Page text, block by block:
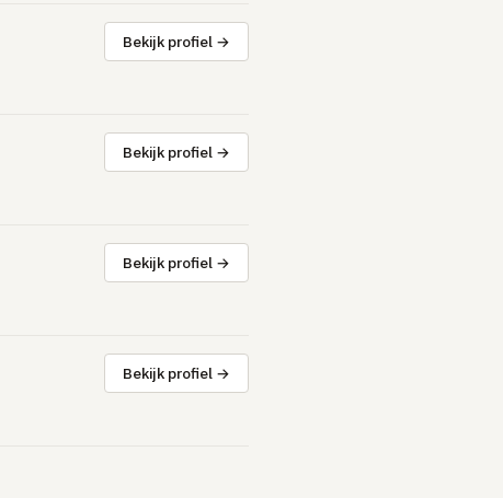
Bekijk profiel →
Bekijk profiel →
Bekijk profiel →
Bekijk profiel →